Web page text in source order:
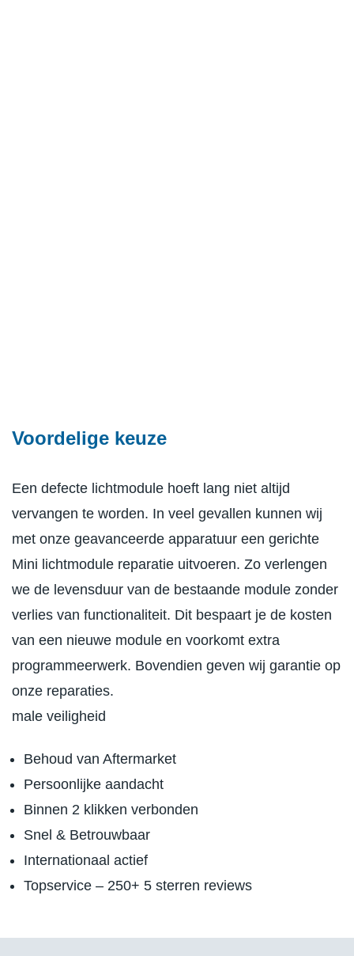
Voordelige keuze
Een defecte lichtmodule hoeft lang niet altijd
vervangen te worden. In veel gevallen kunnen wij
met onze geavanceerde apparatuur een gerichte
Mini lichtmodule reparatie uitvoeren. Zo verlengen
we de levensduur van de bestaande module zonder
verlies van functionaliteit. Dit bespaart je de kosten
van een nieuwe module en voorkomt extra
programmeerwerk. Bovendien geven wij garantie op
onze reparaties.
male veiligheid
Behoud van Aftermarket
Persoonlijke aandacht
Binnen 2 klikken verbonden
Snel & Betrouwbaar
Internationaal actief
Topservice – 250+ 5 sterren reviews